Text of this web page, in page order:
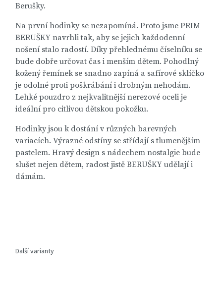
Berušky.
Na první hodinky se nezapomíná. Proto jsme PRIM
BERUŠKY navrhli tak, aby se jejich každodenní
nošení stalo radostí. Díky přehlednému číselníku se
bude dobře určovat čas i menším dětem. Pohodlný
kožený řemínek se snadno zapíná a safírové sklíčko
je odolné proti poškrábání i drobným nehodám.
Lehké pouzdro z nejkvalitnější nerezové oceli je
ideální pro citlivou dětskou pokožku.
Hodinky jsou k dostání v různých barevných
variacích. Výrazné odstíny se střídají s tlumenějším
pastelem. Hravý design s nádechem nostalgie bude
slušet nejen dětem, radost jistě BERUŠKY udělají i
dámám.
Další varianty